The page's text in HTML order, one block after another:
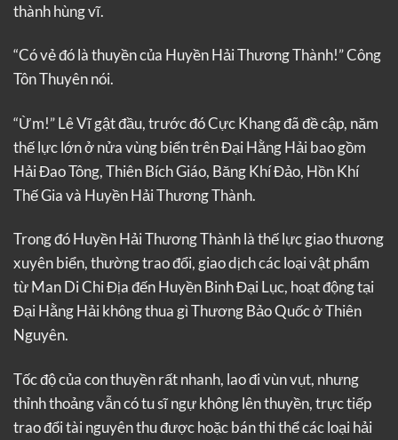
thành hùng vĩ.
“Có vẻ đó là thuyền của Huyền Hải Thương Thành!” Công
Tôn Thuyên nói.
“Ừm!” Lê Vĩ gật đầu, trước đó Cực Khang đã đề cập, năm
thế lực lớn ở nửa vùng biển trên Đại Hằng Hải bao gồm
Hải Đao Tông, Thiên Bích Giáo, Băng Khí Đảo, Hồn Khí
Thế Gia và Huyền Hải Thương Thành.
Trong đó Huyền Hải Thương Thành là thế lực giao thương
xuyên biển, thường trao đổi, giao dịch các loại vật phẩm
từ Man Di Chi Địa đến Huyền Binh Đại Lục, hoạt động tại
Đại Hằng Hải không thua gì Thương Bảo Quốc ở Thiên
Nguyên.
Tốc độ của con thuyền rất nhanh, lao đi vùn vụt, nhưng
thỉnh thoảng vẫn có tu sĩ ngự không lên thuyền, trực tiếp
trao đổi tài nguyên thu được hoặc bán thi thể các loại hải